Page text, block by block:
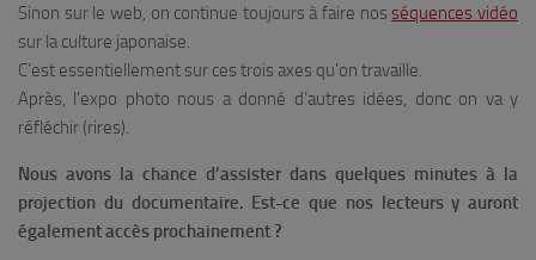
Sinon sur le web, on continue toujours à faire nosséquences vidéo
sur la culture japonaise.
C’est essentiellement sur ces trois axes qu’on travaille.
Après, l’expo photo nous a donné d’autres idées, donc on va y
réfléchir (rires).
Nous avons la chance d’assister dans quelques minutes à la
projection du documentaire. Est-ce que nos lecteurs y auront
également accès prochainement ?